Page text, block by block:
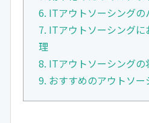
6. ITアウトソーシング
7. ITアウトソーシング
理
8. ITアウトソーシングの
9. おすすめのアウトソ